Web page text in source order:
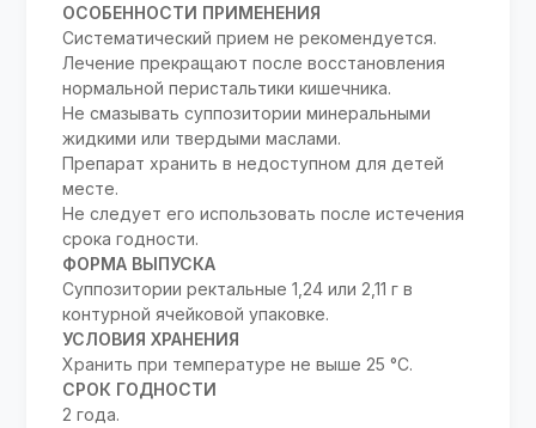
ОСОБЕННОСТИ ПРИМЕНЕНИЯ
Систематический прием не рекомендуется.
Лечение прекращают после восстановления
нормальной перистальтики кишечника.
Не смазывать суппозитории минеральными
жидкими или твердыми маслами.
Препарат хранить в недоступном для детей
месте.
Не следует его использовать после истечения
срока годности.
ФОРМА ВЫПУСКА
Суппозитории ректальные 1,24 или 2,11 г в
контурной ячейковой упаковке.
УСЛОВИЯ ХРАНЕНИЯ
Хранить при температуре не выше 25 °С.
СРОК ГОДНОСТИ
2 года.